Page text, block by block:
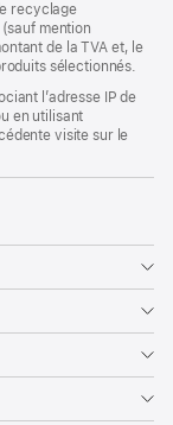
recyclage
mention
de la TVA et, le
sélectionnés.
l’adresse IP de
en utilisant
visite sur le